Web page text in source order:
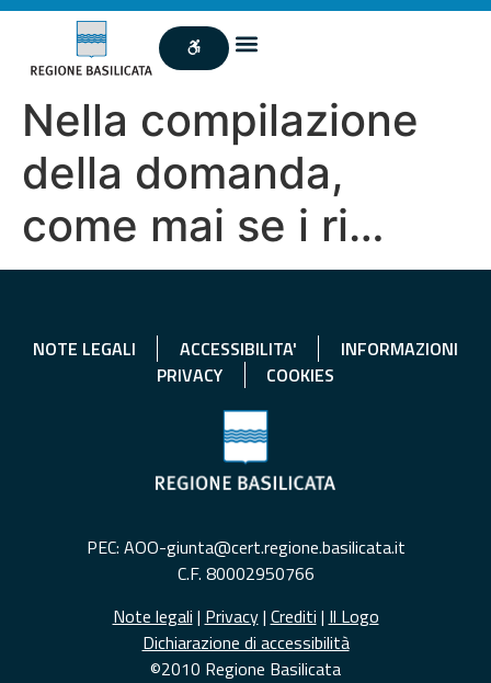
Nella compilazione
della domanda,
come mai se i ri…
NOTE LEGALI ACCESSIBILITA'
INFORMAZIONI
PRIVACY
COOKIES
PEC: AOO-giunta@cert.regione.basilicata.it
C.F. 80002950766
Note legali | Privacy| Crediti | Il Logo
Dichiarazione di accessibilità
©2010 Regione Basilicata